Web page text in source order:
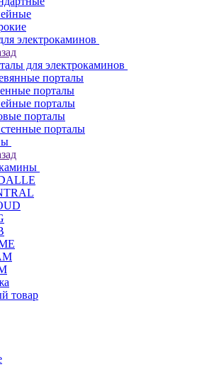
электрокаминов
для электрокаминов
порталы
порталы
порталы
порталы
порталы
товар